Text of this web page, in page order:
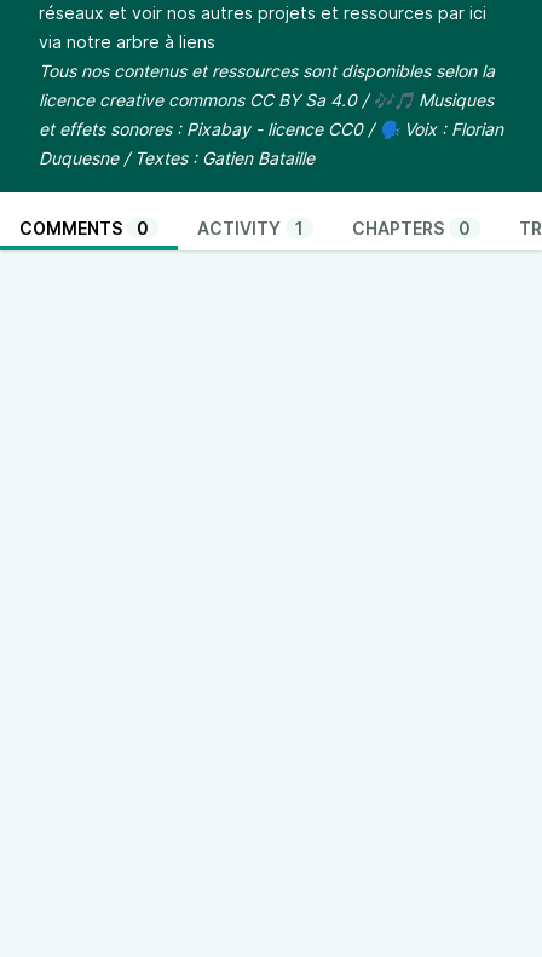
réseaux et voir nos autres projets et ressources par ici
via notre arbre à liens
Tous nos contenus et ressources sont disponibles selon la
licence creative commons CC BY Sa 4.0/ 🎶🎵 Musiques
et effets sonores : Pixabay - licence CC0 / 🗣️ Voix : Florian
Duquesne / Textes : Gatien Bataille
COMMENTS 0 ACTIVITY 1 CHAPTERS 0